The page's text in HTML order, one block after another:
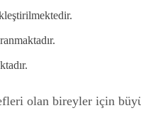
olan bireyler için